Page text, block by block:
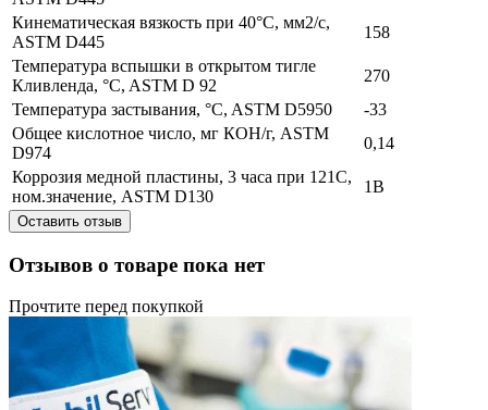
Кинематическая вязкость при 40°C, мм2/с,
ASTM D445
158
Температура вспышки в открытом тигле
Кливленда, °C, ASTM D 92
270
Температура застывания, °C, ASTM D5950
-33
Общее кислотное число, мг КОН/г, ASTM
D974
0,14
Коррозия медной пластины, 3 часа при 121С,
ном.значение, ASTM D130
1B
Оставить отзыв
Отзывов о товаре пока нет
Прочтите перед покупкой